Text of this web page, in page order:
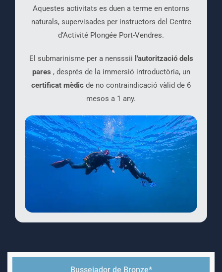
Aquestes activitats es duen a terme en entorns
naturals, supervisades per instructors del Centre
d’Activité Plongée Port-Vendres.
El submarinisme per a nensssii l'autorització dels
pares , després de la immersió introductòria, un
certificat mèdic de no contraindicació vàlid de 6
mesos a 1 any.
Bussejador de Bronze*